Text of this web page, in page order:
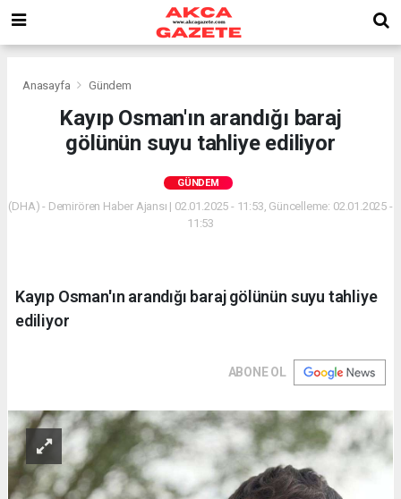
Anasayfa Gündem
Kayıp Osman'ın arandığı baraj
gölünün suyu tahliye ediliyor
GÜNDEM
(DHA) - Demirören Haber Ajansı | 02.01.2025 - 11:53, Güncelleme: 02.01.2025 -
11:53
Kayıp Osman'ın arandığı baraj gölünün suyu tahliye
ediliyor
ABONE OL